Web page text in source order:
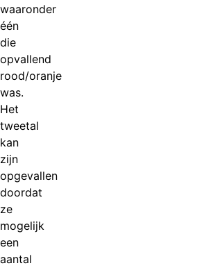
waaronder
één
die
opvallend
rood/oranje
was.
Het
tweetal
kan
zijn
opgevallen
doordat
ze
mogelijk
een
aantal